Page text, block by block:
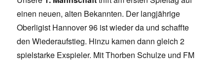
einen neuen, alten Bekannten. Der langjährige
Oberligist Hannover 96 ist wieder da und schaffte
den Wiederaufstieg. Hinzu kamen dann gleich 2
spielstarke Exspieler. Mit Thorben Schulze und FM